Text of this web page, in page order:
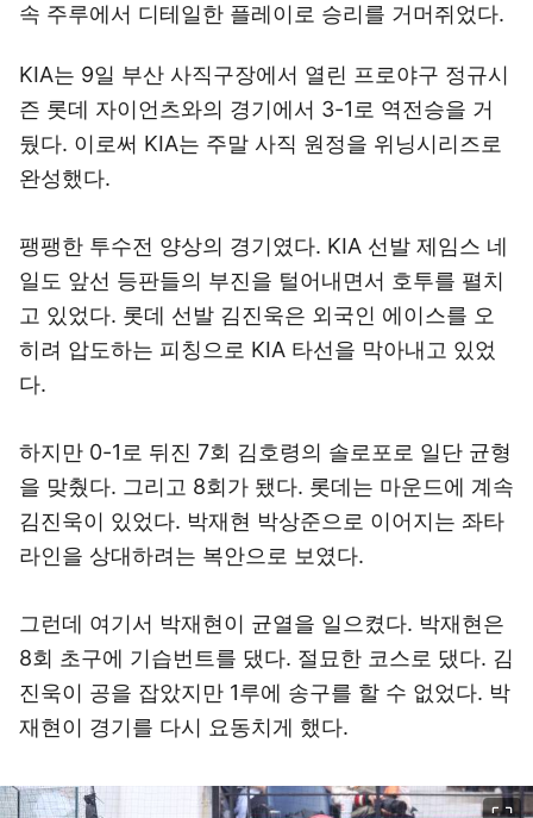
속 주루에서 디테일한 플레이로 승리를 거머쥐었다.
KIA는 9일 부산 사직구장에서 열린 프로야구 정규시
즌 롯데 자이언츠와의 경기에서 3-1로 역전승을 거
뒀다. 이로써 KIA는 주말 사직 원정을 위닝시리즈로
완성했다.
팽팽한 투수전 양상의 경기였다. KIA 선발 제임스 네
일도 앞선 등판들의 부진을 털어내면서 호투를 펼치
고 있었다. 롯데 선발 김진욱은 외국인 에이스를 오
히려 압도하는 피칭으로 KIA 타선을 막아내고 있었
다.
하지만 0-1로 뒤진 7회 김호령의 솔로포로 일단 균형
을 맞췄다. 그리고 8회가 됐다. 롯데는 마운드에 계속
김진욱이 있었다. 박재현 박상준으로 이어지는 좌타
라인을 상대하려는 복안으로 보였다.
그런데 여기서 박재현이 균열을 일으켰다. 박재현은
8회 초구에 기습번트를 댔다. 절묘한 코스로 댔다. 김
진욱이 공을 잡았지만 1루에 송구를 할 수 없었다. 박
재현이 경기를 다시 요동치게 했다.